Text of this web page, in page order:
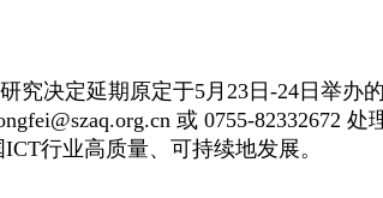
决定延期原定于5月23日-24日举办的
或 0755-82332672 处
行业高质量、可持续地发展。